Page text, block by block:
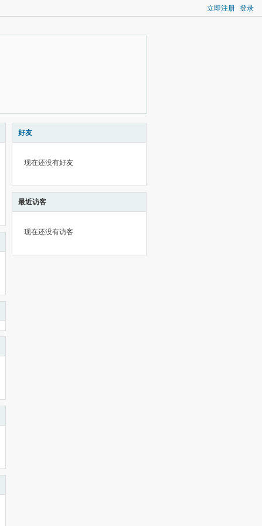
立即注册 登录
好友
现在还没有好友
最近访客
现在还没有访客